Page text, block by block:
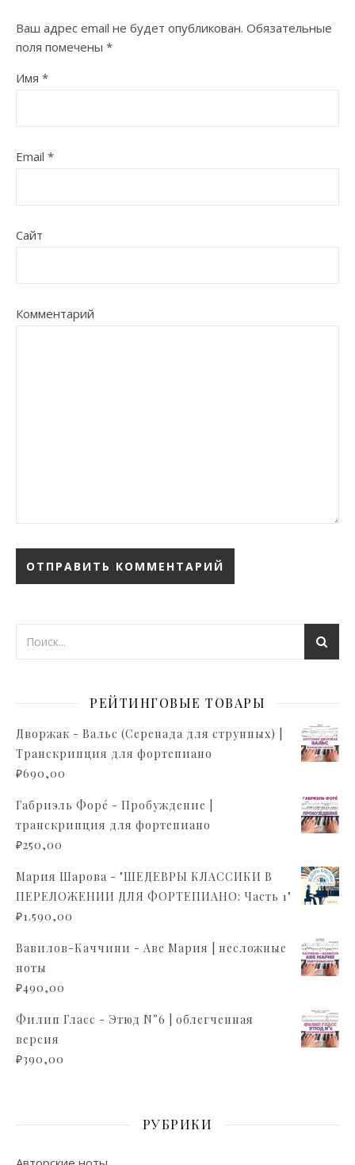
Ваш адрес email не будет опубликован. Обязательные
поля помечены *
Имя *
Email *
Сайт
Комментарий
РЕЙТИНГОВЫЕ ТОВАРЫ
Дворжак - Вальс (Серенада для струнных) |
Транскрипция для фортепиано
₽690,00
Габриэль Форé - Пробуждение |
транскрипция для фортепиано
₽250,00
Мария Шарова - "ШЕДЕВРЫ КЛАССИКИ В
ПЕРЕЛОЖЕНИИ ДЛЯ ФОРТЕПИАНО: Часть 1"
₽1.590,00
Вавилов-Каччини - Аве Мария | несложные
ноты
₽490,00
Филип Гласс - Этюд N°6 | облегченная
версия
₽390,00
РУБРИКИ